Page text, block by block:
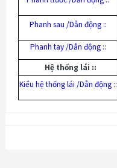
Phanh sau /Dẫn động ::
Phanh tay /Dẫn động ::
Hệ thống lái ::
Kiểu hệ thống lái /Dẫn động ::